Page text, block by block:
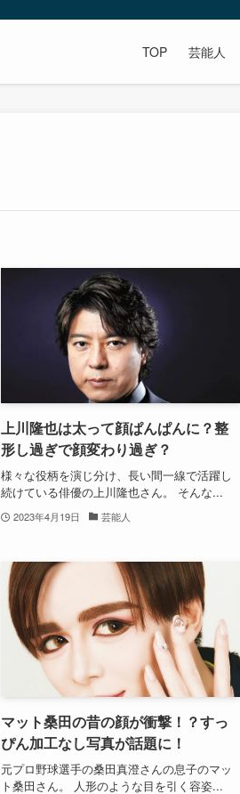
TOP 芸能人
上川隆也は太って顔ぱんぱんに？整
形し過ぎで顔変わり過ぎ？
様々な役柄を演じ分け、長い間一線で活躍し
続けている俳優の上川隆也さん。 そんな...
2023年4月19日 芸能人
マット桑田の昔の顔が衝撃！？すっ
ぴん加工なし写真が話題に！
元プロ野球選手の桑田真澄さんの息子のマッ
ト桑田さん。 人形のような目を引く容姿...